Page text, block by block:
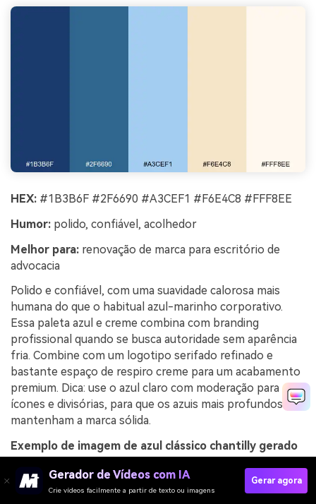
HEX: #1B3B6F #2F6690 #A3CEF1 #F6E4C8 #FFF8EE
Humor: polido, confiável, acolhedor
Melhor para: renovação de marca para escritório de
advocacia
Polido e confiável, com uma suavidade calorosa mais
humana do que o habitual azul-marinho corporativo.
Essa paleta azul e creme combina com branding
profissional quando se busca autoridade sem aparência
fria. Combine com um logotipo serifado refinado e
bastante espaço de respiro creme para um acabamento
premium. Dica: use o azul claro com moderação para
ícones e divisórias, para que os azuis mais profundos
mantenham a marca sólida.
Exemplo de imagem de azul clássico chantilly gerado
Gerador de Vídeos com IA
Crie vídeos facilmente a partir de texto ou imagens
Gerar agora